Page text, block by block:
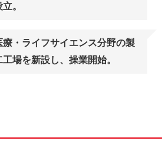
。
・ライフサイエンス分野の製
場を新設し、操業開始。